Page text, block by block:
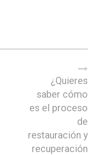
¿Quieres
saber cómo
es el proceso
de
restauración y
recuperación